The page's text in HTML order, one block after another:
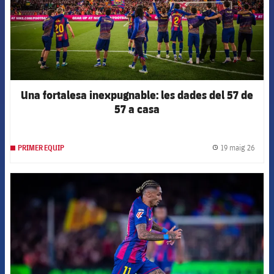
Una fortalesa inexpugnable: les dades del 57 de
57 a casa
PRIMER EQUIP 19 maig 26
FCB Barcelona badge